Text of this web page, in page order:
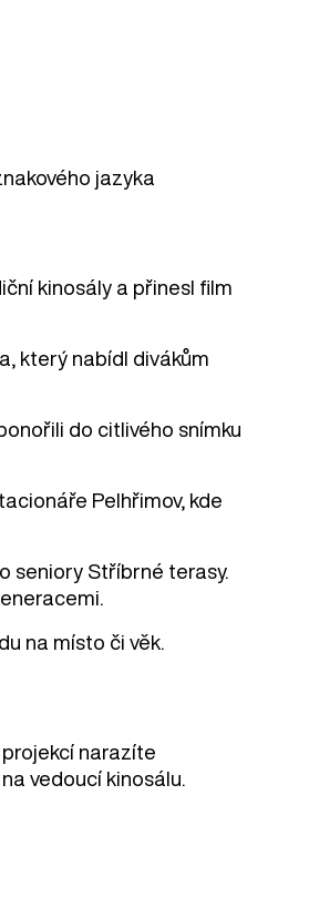
jazyka
kinosály a přinesl film
který nabídl divákům
do citlivého snímku
Pelhřimov, kde
seniory Stříbrné terasy.
na místo či věk.
narazíte
vedoucí kinosálu.